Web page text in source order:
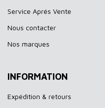
Service Aprés Vente
Nous contacter
Nos marques
INFORMATION
Expédition & retours